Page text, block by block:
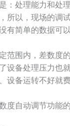
：处理能力和处
所以，现场的调
有简单的数据可
范围内，差数度
设备处理压力也
设备运转不好就
度自动调节功能